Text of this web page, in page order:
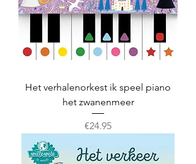
Het verhalenorkest ik speel piano
het zwanenmeer
Prijs
€24.95